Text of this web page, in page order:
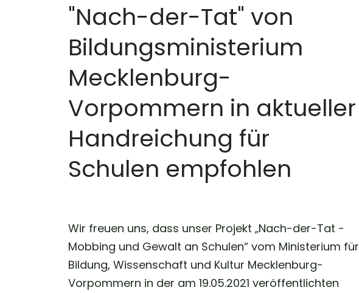
"Nach-der-Tat" von
Bildungsministerium
Mecklenburg-
Vorpommern in aktueller
Handreichung für
Schulen empfohlen
Wir freuen uns, dass unser Projekt „Nach-der-Tat -
Mobbing und Gewalt an Schulen“ vom Ministerium für
Bildung, Wissenschaft und Kultur Mecklenburg-
Vorpommern in der am 19.05.2021 veröffentlichten